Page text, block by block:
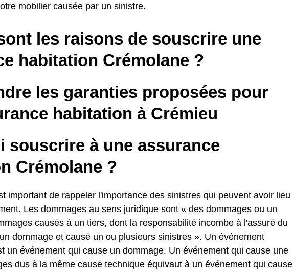
mobilier causée par un sinistre.
les raisons de souscrire une
habitation Crémolane ?
les garanties proposées pour
habitation à Crémieu
souscrire à une assurance
Crémolane ?
important de rappeler l'importance des sinistres qui peuvent avoir lieu
Les dommages au sens juridique sont « des dommages ou un
causés à un tiers, dont la responsabilité incombe à l'assuré du
dommage et causé un ou plusieurs sinistres ». Un événement
un événement qui cause un dommage. Un événement qui cause une
dus à la même cause technique équivaut à un événement qui cause